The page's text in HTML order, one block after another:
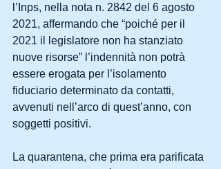
l’Inps, nella nota n. 2842 del 6 agosto
2021, affermando che “poiché per il
2021 il legislatore non ha stanziato
nuove risorse” l’indennità non potrà
essere erogata per l’isolamento
fiduciario determinato da contatti,
avvenuti nell’arco di quest’anno, con
soggetti positivi.
La quarantena, che prima era parificata